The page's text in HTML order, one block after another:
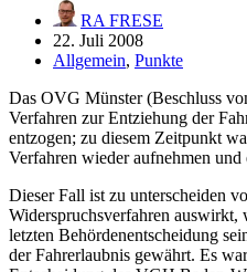
RA FRESE
22. Juli 2008
Allgemein, Punkte
Das OVG Münster (Beschluss
Verfahren zur Entziehung der
entzogen; zu diesem Zeitpunkt
Verfahren wieder aufnehmen
Dieser Fall ist zu unterscheiden
Widerspruchsverfahren auswirkt,
letzten Behördenentscheidung
der Fahrerlaubnis gewährt. Es